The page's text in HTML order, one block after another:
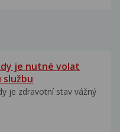
je nutné volat
službu
je zdravotní stav vážný